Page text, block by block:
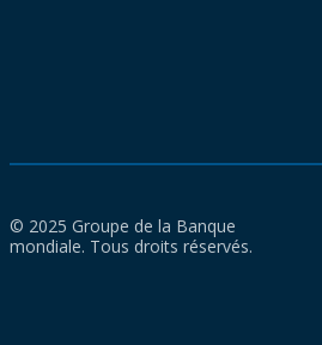
© 2025 Groupe de la Banque
mondiale. Tous droits réservés.